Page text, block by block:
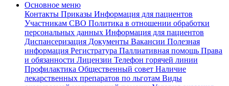
Основное меню
Контакты Приказы Информация для пациентов
Участникам СВО Политика в отношении обработки
персональных данных Информация для пациентов
Диспансеризация Документы Вакансии Полезная
информация Регистратура Паллиативная помощь Права
и обязанности Лицензии Телефон горячей линии
Профилактика Общественный совет Наличие
лекарственных препаратов по льготам Виды